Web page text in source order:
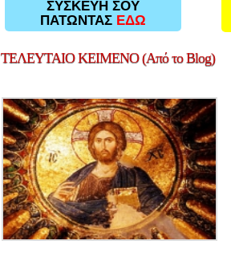
ΣΥΣΚΕΥΗ ΣΟΥ
ΠΑΤΩΝΤΑΣ ΕΔΩ
ΤΕΛΕΥΤΑΙΟΚΕΙΜΕΝΟ (Από το Blog)